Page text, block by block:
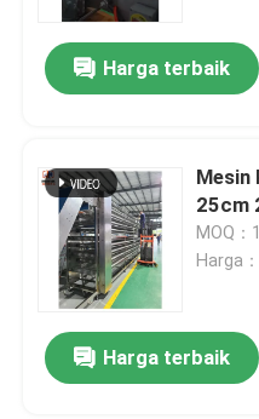
Harga terbaik
Mesin
25cm
MOQ：
Harga
Harga terbaik